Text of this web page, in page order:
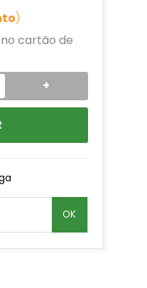
)
cartão de
+
OK